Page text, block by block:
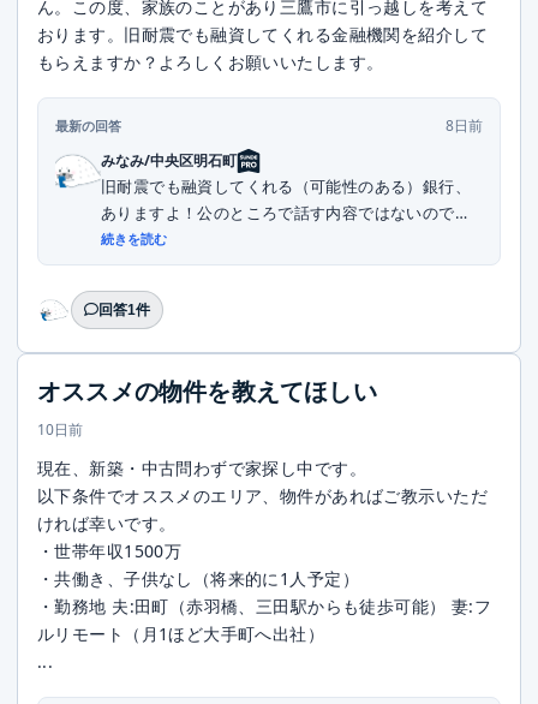
ん。この度、家族のことがあり三鷹市に引っ越しを考えて
おります。旧耐震でも融資してくれる金融機関を紹介して
もらえますか？よろしくお願いいたします。
最新の回答
8日前
みなみ/中央区明石町
旧耐震でも融資してくれる（可能性のある）銀行、
ありますよ！公のところで話す内容ではないので、
DMい...
続きを読む
回答1件
オススメの物件を教えてほしい
10日前
現在、新築・中古問わずで家探し中です。
以下条件でオススメのエリア、物件があればご教示いただ
ければ幸いです。
・世帯年収1500万
・共働き、子供なし（将来的に1人予定）
・勤務地 夫:田町（赤羽橋、三田駅からも徒歩可能） 妻:フ
ルリモート（月1ほど大手町へ出社）
...